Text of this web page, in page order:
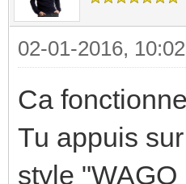
02-01-2016,
Ca
Tu appuis
style